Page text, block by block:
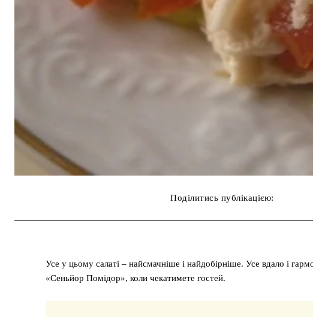
Поділитись публікацією:
Усе у цьому салаті – найсмачніше і найдобірніше. Усе вдало і
«Сеньйор Помідор», коли чекатимете гостей.